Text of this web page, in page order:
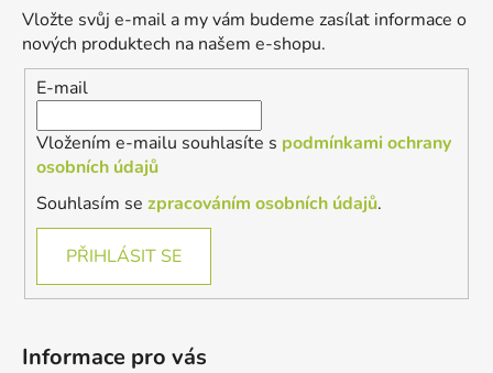
Vložte svůj e-mail a my vám budeme zasílat informace o
nových produktech na našem e-shopu.
E-mail
Vložením e-mailu souhlasíte s podmínkami ochrany
osobních údajů
Souhlasím se zpracováním osobních údajů.
PŘIHLÁSIT SE
Informace pro vás